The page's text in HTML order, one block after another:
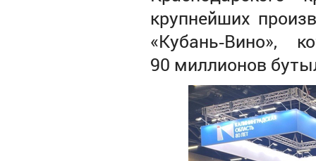
крупнейших
«Кубань‑Вино»,
90 миллионов